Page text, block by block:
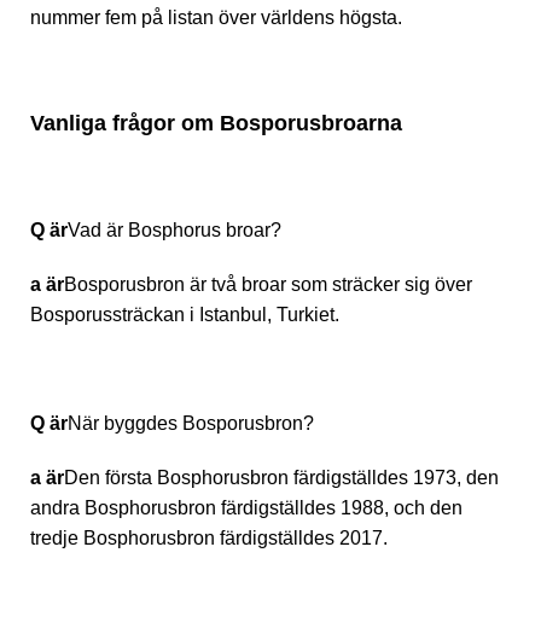
nummer fem på listan över världens högsta.
Vanliga frågor om Bosporusbroarna
Q ärVad är Bosphorus broar?
a ärBosporusbron är två broar som sträcker sig över
Bosporussträckan i Istanbul, Turkiet.
Q ärNär byggdes Bosporusbron?
a ärDen första Bosphorusbron färdigställdes 1973, den
andra Bosphorusbron färdigställdes 1988, och den
tredje Bosphorusbron färdigställdes 2017.